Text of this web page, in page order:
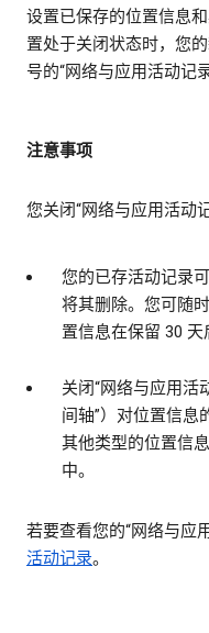
设置已保存的位置信息
置处于关闭状态时，您
号的“网络与应用活动记录
注意事项
您关闭“网络与应用活动
您的已存活动记录
将其删除。您可随
置信息在保留 30 天
关闭“网络与应用活
间轴”）对位置信
其他类型的位置信
中。
若要查看您的“网络与应
活动记录。